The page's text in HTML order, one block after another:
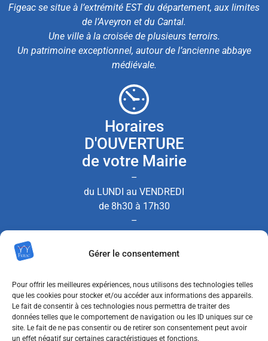
Gérer le consentement
Pour offrir les meilleures expériences, nous utilisons des technologies telles
que les cookies pour stocker et/ou accéder aux informations des appareils.
Le fait de consentir à ces technologies nous permettra de traiter des
données telles que le comportement de navigation ou les ID uniques sur ce
site. Le fait de ne pas consentir ou de retirer son consentement peut avoir
un effet négatif sur certaines caractéristiques et fonctions.
Figeac se situe à l’extrémité EST du département, aux limites
de l’Aveyron et du Cantal.
Une ville à la croisée de plusieurs terroirs.
Un patrimoine exceptionnel, autour de l’ancienne abbaye
médiévale.
Horaires
D'OUVERTURE
de votre Mairie
–
du LUNDI au VENDREDI
de 8h30 à 17h30
–
Nous contacter